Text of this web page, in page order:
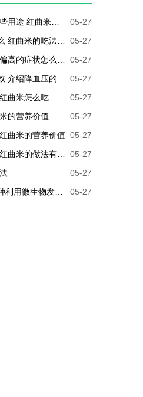
05-27
05-27
05-27
05-27
曲米怎么吃
05-27
的营养价值
05-27
曲米的营养价值 05-27
05-27
05-27
05-27